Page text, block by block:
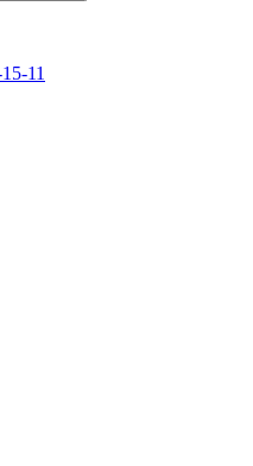
11